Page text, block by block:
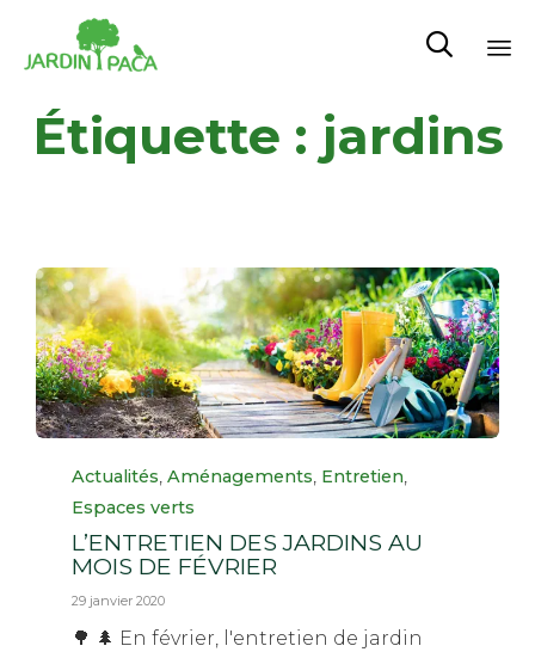

Étiquette : jardins
Category
Actualités, Aménagements, Entretien,
Espaces verts
L’ENTRETIEN DES JARDINS AU
MOIS DE FÉVRIER
29 janvier 2020
🌳 🌲 En février, l'entretien de jardin